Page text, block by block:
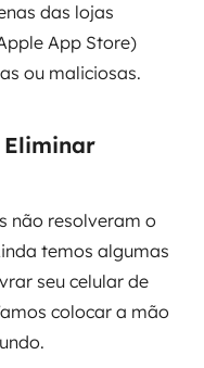
das lojas
App Store)
ou maliciosas.
Eliminar
não resolveram o
temos algumas
seu celular de
colocar a mão